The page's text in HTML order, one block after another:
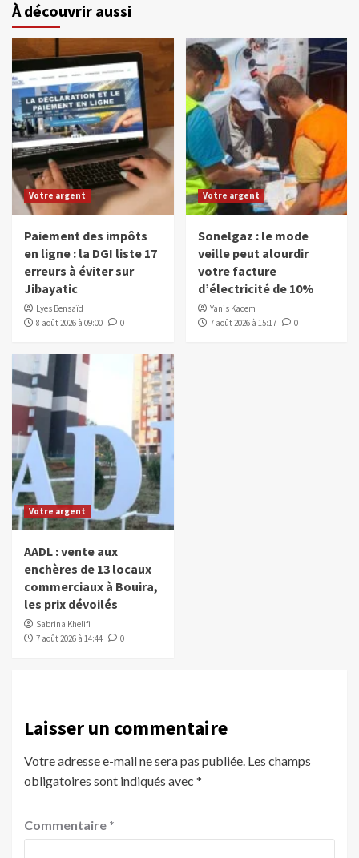
À découvrir aussi
Votre argent
Paiement des impôts
en ligne : la DGI liste 17
erreurs à éviter sur
Jibayatic
Lyes Bensaïd
8 août 2026 à 09:00
0
Votre argent
Sonelgaz : le mode
veille peut alourdir
votre facture
d’électricité de 10%
Yanis Kacem
7 août 2026 à 15:17
0
Votre argent
AADL : vente aux
enchères de 13 locaux
commerciaux à Bouira,
les prix dévoilés
Sabrina Khelifi
7 août 2026 à 14:44
0
Laisser un commentaire
Votre adresse e-mail ne sera pas publiée. Les champs
obligatoires sont indiqués avec *
Commentaire *